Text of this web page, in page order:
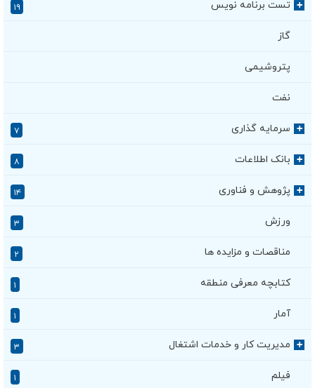
+ تست برنامه نویس ۱۹
گاز
پتروشیمی
نفت
+ سرمایه گذاری ۷
+ بانک اطلاعات ۸
+ پژوهش و فناوری ۱۴
ورزش ۳
مناقصات و مزایده ها ۲
کتابچه معرفی منطقه
آمار
+ مدیریت کار و خدمات اشتغال ۳
فیلم